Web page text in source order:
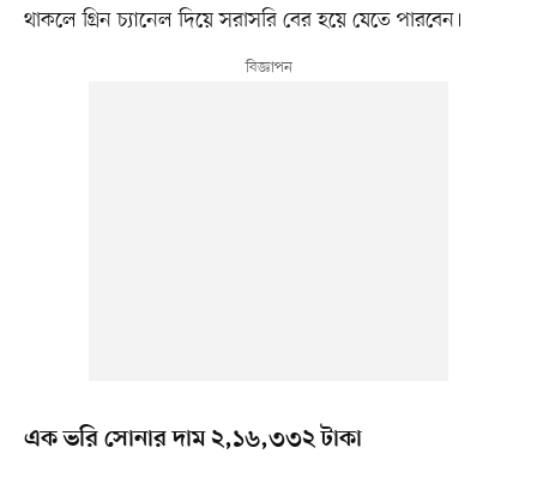
থাকলে গ্রিন চ্যানেল দিয়ে সরাসরি বের হয়ে যেতে পারবেন।
এক ভরি সোনার দাম ২,১৬,৩৩২ টাকা